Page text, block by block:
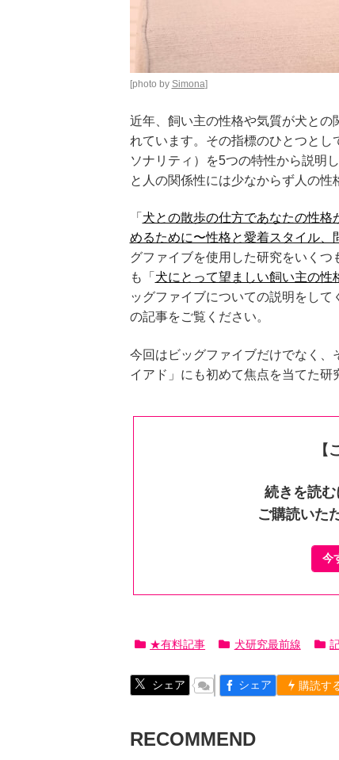
[photo by Simona]
近年、飼い主の性格や気質が犬と
れています。その指標のひとつと
ソナリティ）を5つの特性から説明
と人の関係性には少なからず人の性
「 犬との散歩の仕方であなたの性格
めるために〜性格と愛着スタイル、
グファイブを使用した研究をいく
も「 犬にとって望ましい飼い主の
ッグファイブについての説明をし
の記事をご覧ください。
今回はビッグファイブだけでなく
イアド」にも初めて焦点を当てた研
【
続きを読む
ご購読いた
今
★有料記事 犬研究最前線
シェア シェア 購読す
RECOMMEND